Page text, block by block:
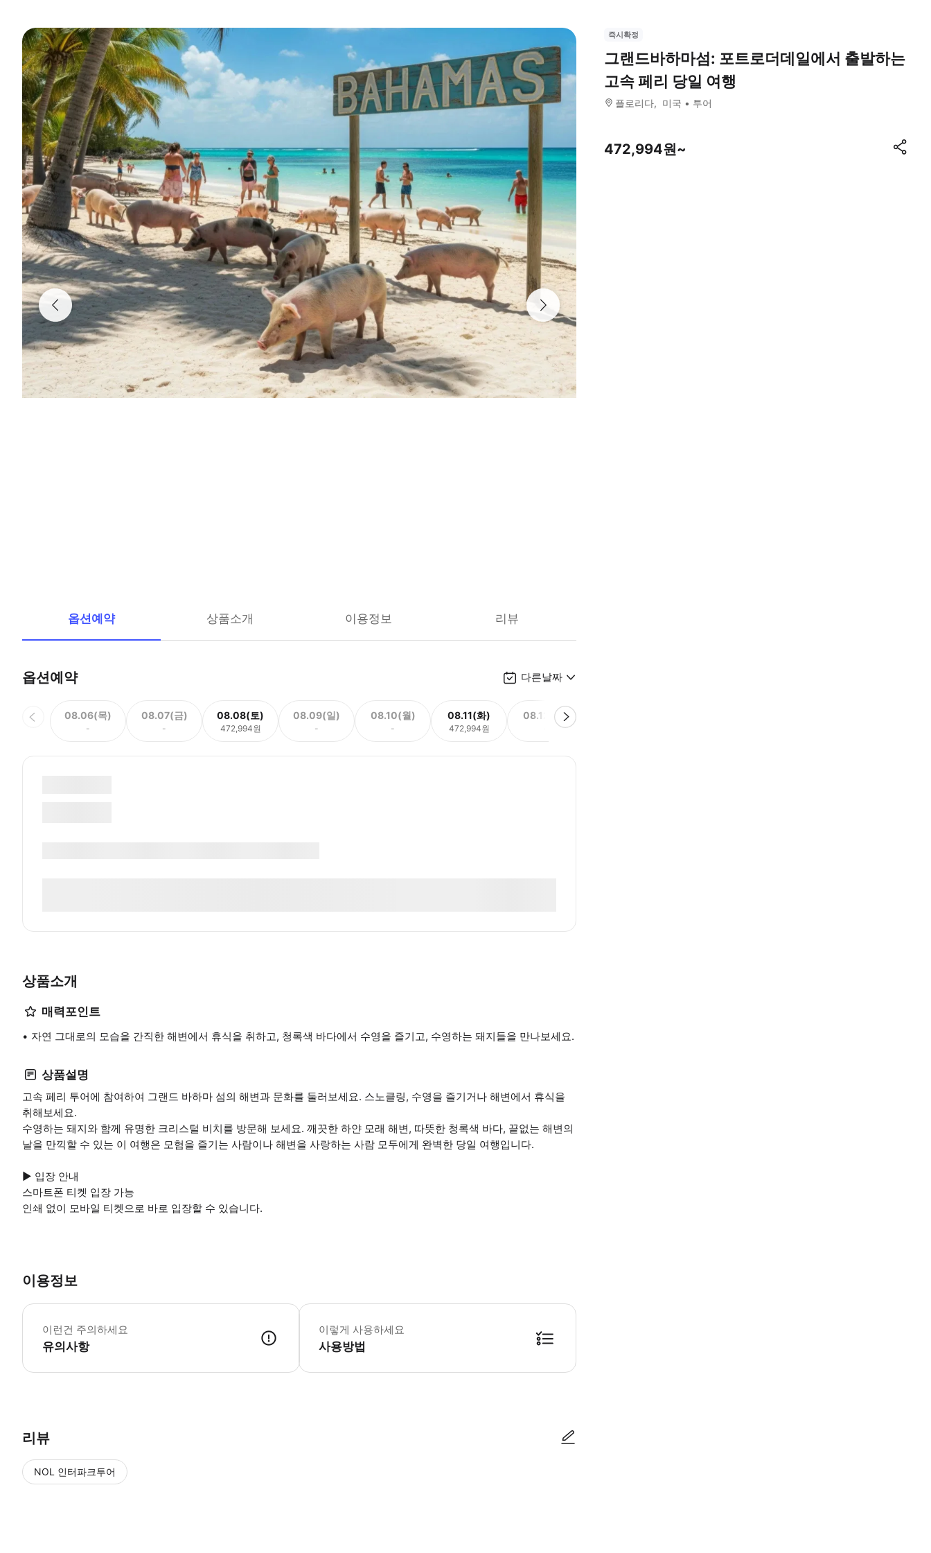
옵션예약 상품소개 이용정보 리뷰
옵션예약 다른날짜
08.06(목)
-
08.07(금)
-
08.08(토)
472,994원
08.09(일)
-
08.10(월)
-
08.11(화)
472,994원
08.12(수)
상품소개
매력포인트
자연 그대로의 모습을 간직한 해변에서 휴식을 취하고, 청록색 바다에서 수영을 즐기고, 수영하는 돼지들을 만나보세요.
상품설명
고속 페리 투어에 참여하여 그랜드 바하마 섬의 해변과 문화를 둘러보세요. 스노클링, 수영을 즐기거나 해변에서 휴식을
취해보세요.
수영하는 돼지와 함께 유명한 크리스털 비치를 방문해 보세요. 깨끗한 하얀 모래 해변, 따뜻한 청록색 바다, 끝없는 해변의
날을 만끽할 수 있는 이 여행은 모험을 즐기는 사람이나 해변을 사랑하는 사람 모두에게 완벽한 당일 여행입니다.
▶ 입장 안내
스마트폰 티켓 입장 가능
인쇄 없이 모바일 티켓으로 바로 입장할 수 있습니다.
이용정보
이런건 주의하세요
유의사항
▶ 꼭 알아두세요 * 유효한 여권은 필수 항목입니다. * 총 페리 여행은 왕복 약 6시간 (편도 3시간) 입니다. * 모든 시간은 날씨 및 해안 경비대 선박 통관에
이렇게 사용하세요
사용방법
리뷰
NOL 인터파크투어
즉시확정
그랜드바하마섬: 포트로더데일에서 출발하는
고속 페리 당일 여행
플로리다 미국 투어
472,994원~